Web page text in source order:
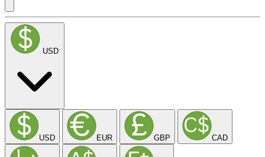
USD
USD EUR GBP CAD